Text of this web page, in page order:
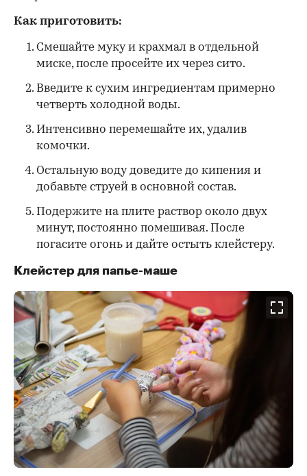
Как приготовить:
Смешайте муку и крахмал в отдельной
миске, после просейте их через сито.
Введите к сухим ингредиентам примерно
четверть холодной воды.
Интенсивно перемешайте их, удалив
комочки.
Остальную воду доведите до кипения и
добавьте струей в основной состав.
Подержите на плите раствор около двух
минут, постоянно помешивая. После
погасите огонь и дайте остыть клейстеру.
Клейстер для папье-маше